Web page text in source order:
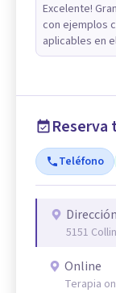
Excelente!
con ejemplos
aplicables en
Reserva
Teléfono
Dirección
5151
Online
Terapia